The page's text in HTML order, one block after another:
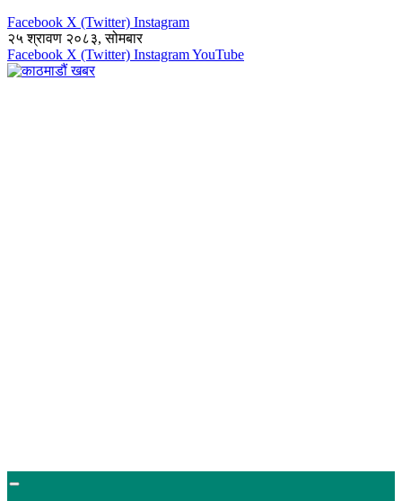
Facebook X (Twitter) Instagram
२५ श्रावण २०८३, सोमबार
Facebook X (Twitter) InstagramYouTube